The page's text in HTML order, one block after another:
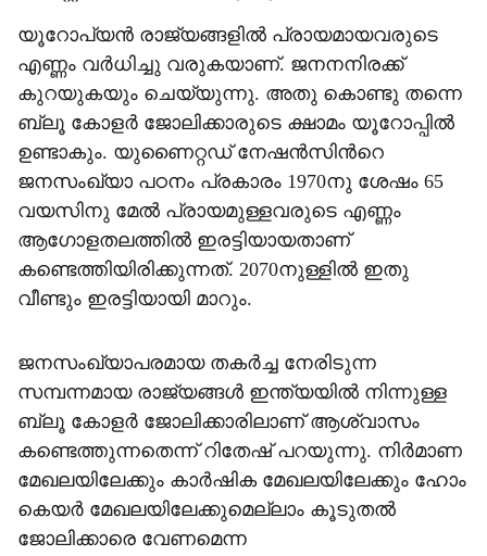
യൂറോപ്യൻ രാജ്യങ്ങളിൽ പ്രായമായവരുടെ
എണ്ണം വർധിച്ചു വരുകയാണ്. ജനനനിരക്ക്
കുറയുകയും ചെയ്യുന്നു. അതു കൊണ്ടു തന്നെ
ബ്ലൂ കോളർ ജോലിക്കാരുടെ ക്ഷാമം യൂറോപ്പിൽ
ഉണ്ടാകും. യുണൈറ്റഡ് നേഷൻസിന്‍റെ
ജനസംഖ്യാ പഠനം പ്രകാരം 1970നു ശേഷം 65
വയസിനു മേൽ പ്രായമുള്ളവരുടെ എണ്ണം
ആഗോളതലത്തിൽ ഇരട്ടിയായതാണ്
കണ്ടെത്തിയിരിക്കുന്നത്. 2070നുള്ളിൽ ഇതു
വീണ്ടും ഇരട്ടിയായി മാറും.
ജനസംഖ്യാപരമായ തകർച്ച നേരിടുന്ന
സമ്പന്നമായ രാജ്യങ്ങൾ ഇന്ത്യയിൽ നിന്നുള്ള
ബ്ലൂ കോളർ ജോലിക്കാരിലാണ് ആശ്വാസം
കണ്ടെത്തുന്നതെന്ന് റിതേഷ് പറയുന്നു. നിർമാണ
മേഖലയിലേക്കും കാർഷിക മേഖലയിലേക്കും ഹോം
കെയർ മേഖലയിലേക്കുമെല്ലാം കൂടുതൽ
ജോലിക്കാരെ വേണമെന്ന